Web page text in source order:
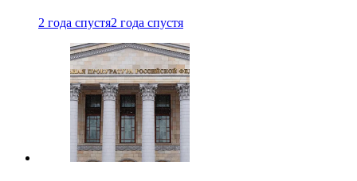
2 года спустя2 года спустя